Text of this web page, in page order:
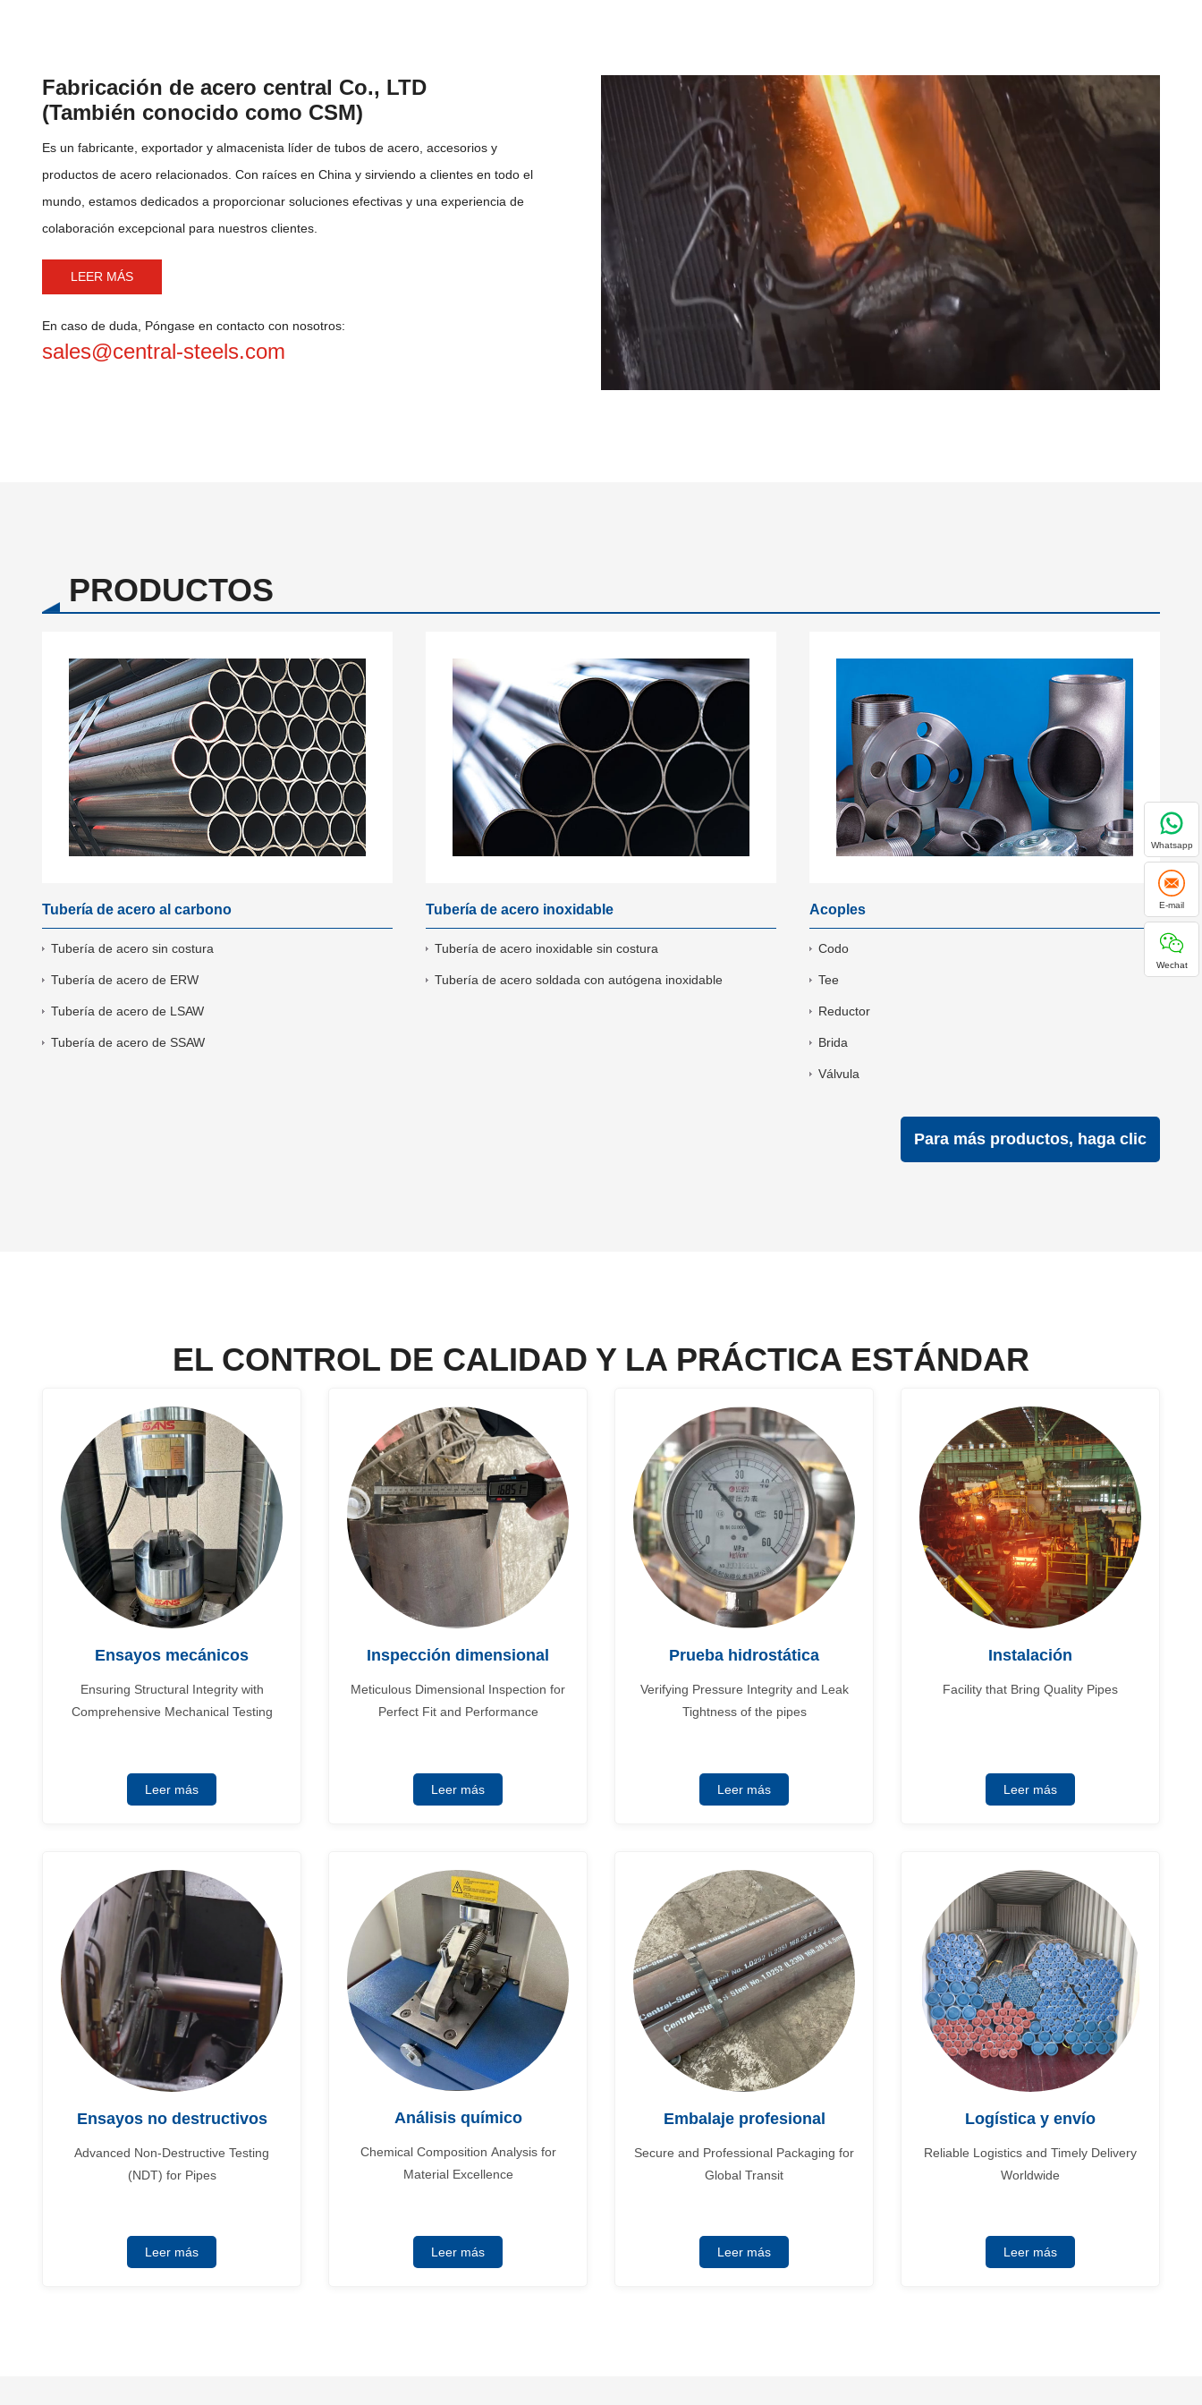
Fabricación de acero central Co., LTD
(También conocido como CSM)
Es un fabricante, exportador y almacenista líder de tubos de acero, accesorios y
productos de acero relacionados. Con raíces en China y sirviendo a clientes en todo el
mundo, estamos dedicados a proporcionar soluciones efectivas y una experiencia de
colaboración excepcional para nuestros clientes.
LEER MÁS
En caso de duda, Póngase en contacto con nosotros:
sales@central-steels.com
PRODUCTOS
Tubería de acero al carbono
Tubería de acero sin costura
Tubería de acero de ERW
Tubería de acero de LSAW
Tubería de acero de SSAW
Tubería de acero inoxidable
Tubería de acero inoxidable sin costura
Tubería de acero soldada con autógena inoxidable
Acoples
Codo
Tee
Reductor
Brida
Válvula
Para más productos, haga clic
EL CONTROL DE CALIDAD Y LA PRÁCTICA ESTÁNDAR
Ensayos mecánicos
Ensuring Structural Integrity with
Comprehensive Mechanical Testing
Leer más
Inspección dimensional
Meticulous Dimensional Inspection for
Perfect Fit and Performance
Leer más
Prueba hidrostática
Verifying Pressure Integrity and Leak
Tightness of the pipes
Leer más
Instalación
Facility that Bring Quality Pipes
Leer más
Ensayos no destructivos
Advanced Non-Destructive Testing
(NDT) for Pipes
Leer más
Análisis químico
Chemical Composition Analysis for
Material Excellence
Leer más
Embalaje profesional
Secure and Professional Packaging for
Global Transit
Leer más
Logística y envío
Reliable Logistics and Timely Delivery
Worldwide
Leer más
Whatsapp
E-mail
Wechat